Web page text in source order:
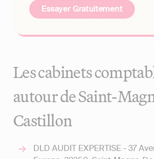
Essayer Gratuitement
Les cabinets
autour de Saint-
Castillon
DLD AUDIT EXPERTISE - 37